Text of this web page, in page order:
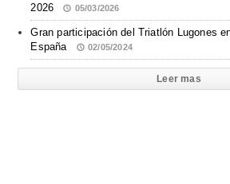
2026
05/03/2026
Gran participación del Triatlón Lugones
España
02/05/2024
Leer mas